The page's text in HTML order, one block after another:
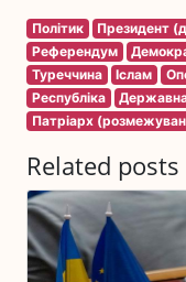
Політик Президент
Референдум
Туреччина
Іслам
Республіка
Патріарх
Related posts